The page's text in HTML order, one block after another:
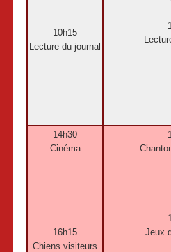
10h15
Lecture du journal
14h30
Cinéma
16h15
Chiens visiteurs
Jeux